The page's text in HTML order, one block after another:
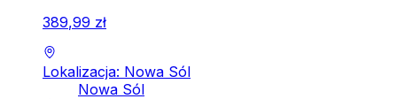
389,99 zł
Lokalizacja: Nowa Sól
Nowa Sól